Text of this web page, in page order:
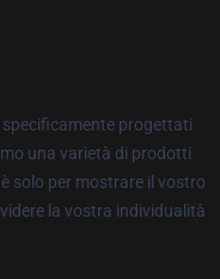
progettati
una varietà di prodotti
solo per mostrare il vostro
la vostra individualità